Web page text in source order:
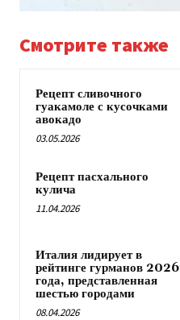
Смотрите также
Рецепт сливочного
гуакамоле с кусочками
авокадо
03.05.2026
Рецепт пасхального
кулича
11.04.2026
Италия лидирует в
рейтинге гурманов 2026
года, представленная
шестью городами
08.04.2026